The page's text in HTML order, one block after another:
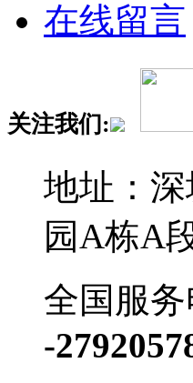
在线留言
关注我们:
地址：
园A栋A
全国服务
-